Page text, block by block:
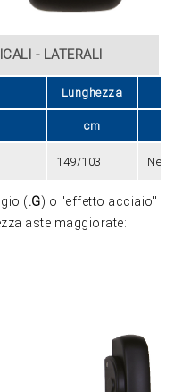
- LATERALI
Lunghezza
cm
149/103 Nero
(.G) o "effetto acciaio"
aste maggiorate: